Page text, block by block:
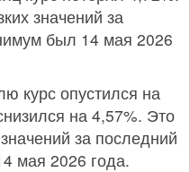
значений за
был 14 мая 2026
курс опустился на
на 4,57%. Это
за последний
мая 2026 года.